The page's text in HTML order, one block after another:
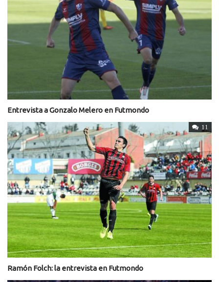
Entrevista a Gonzalo Melero en Futmondo
11
Ramón Folch: la entrevista en Futmondo